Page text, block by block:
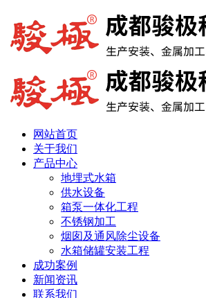
网站首页
关于我们
产品中心
地埋式水箱
供水设备
箱泵一体化工程
不锈钢加工
烟囱及通风除尘设备
水箱储罐安装工程
成功案例
新闻资讯
联系我们